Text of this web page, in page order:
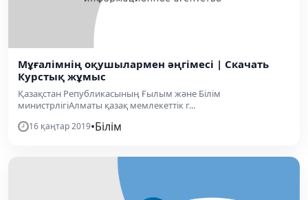
Мұғалімнің оқушылармен әңгімесі | Скачать
Курстық жұмыс
Қазақстан Републикасының Ғылым және Білім
министрлігіАлматы қазақ мемлекеттік г...
16 қаңтар 2019•Білім